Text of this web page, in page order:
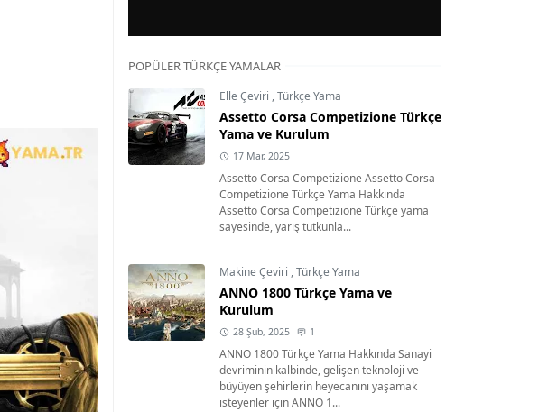
POPÜLER TÜRKÇE YAMALAR
Elle Çeviri ,Türkçe Yama
Assetto Corsa Competizione Türkçe
Yama ve Kurulum
17 Mar, 2025
Assetto Corsa Competizione Assetto Corsa
Competizione Türkçe Yama Hakkında
Assetto Corsa Competizione Türkçe yama
sayesinde, yarış tutkunla...
Makine Çeviri ,Türkçe Yama
ANNO 1800 Türkçe Yama ve
Kurulum
28 Şub, 2025 1
ANNO 1800 Türkçe Yama Hakkında Sanayi
devriminin kalbinde, gelişen teknoloji ve
büyüyen şehirlerin heyecanını yaşamak
isteyenler için ANNO 1...